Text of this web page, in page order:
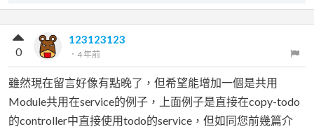
123123123
． 4 年前
0
雖然現在留言好像有點晚了，但希望能增加一個是共用
Module共用在service的例子，上面例子是直接在copy-todo
的controller中直接使用todo的service，但如同您前幾篇介